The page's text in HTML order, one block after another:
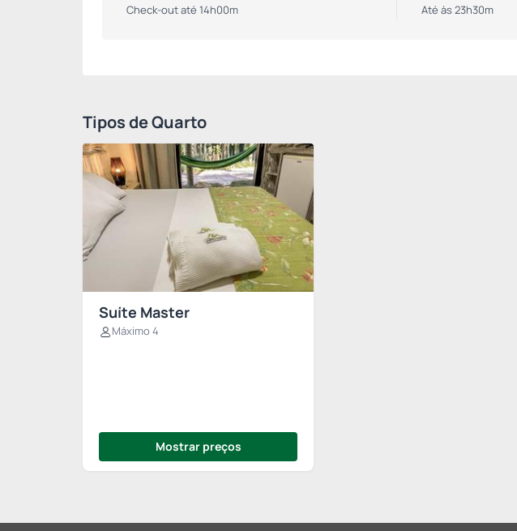
Check-out até 14h00m
Até às 23h30m
Tipos de Quarto
Suíte Master
Máximo 4
Mostrar preços